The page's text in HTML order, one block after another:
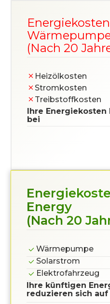
(Nach 20
Heizölkosten
Stromkosten
Treibstoff­kosten
Ihre Energiekosten
bei
Energy
(Nach 20
Wärmepumpe
Solarstrom
Elektrofahrzeug
Ihre künftigen
reduzieren sich auf